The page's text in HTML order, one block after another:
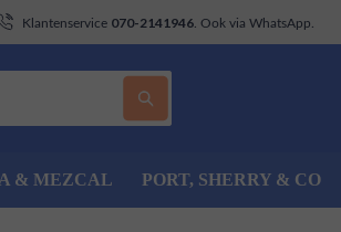
Klantenservice 070-2141946 . Ook via WhatsApp.
& MEZCAL PORT, SHERRY & CO